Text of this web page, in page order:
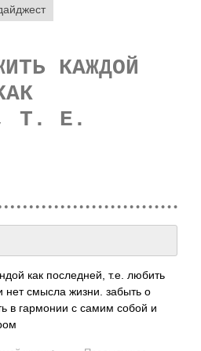
КАЖДОЙ
Т. Е.
как посл­едней, т.е. любить
нет смысла жизни. забыть о
в гарм­онии с самим собой и